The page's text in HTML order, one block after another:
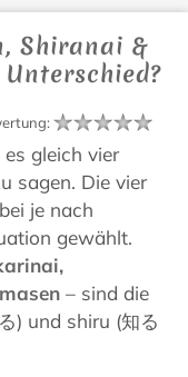
Shiranai &
:
gleich vier
sagen. Die vier
je nach
gewählt.
– sind die
) und shiru (知る